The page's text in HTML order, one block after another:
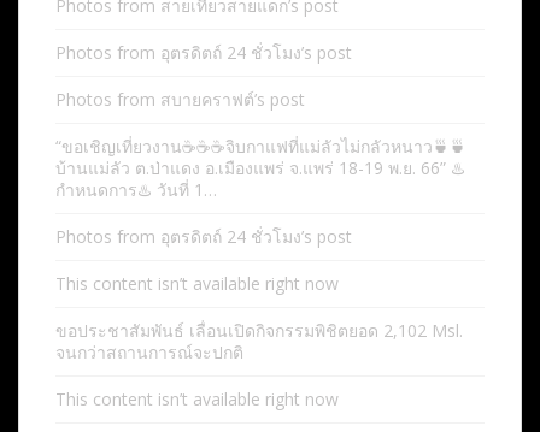
Photos from สายเที่ยวสายแดก’s post
Photos from อุตรดิตถ์ 24 ชั่วโมง’s post
Photos from สบายคราฟต์’s post
“ขอเชิญเที่ยวงาน☕️☕️☕️จิบกาแฟที่แม่ลัวไม่กลัวหนาว🍵🍵
บ้านแม่ลัว ต.ป่าแดง อ.เมืองแพร่ จ.แพร่ 18-19 พ.ย. 66” ♨️
กำหนดการ♨️ วันที่ 1…
Photos from อุตรดิตถ์ 24 ชั่วโมง’s post
This content isn’t available right now
ขอประชาสัมพันธ์ เลื่อนเปิดกิจกรรมพิชิตยอด 2,102 Msl.
จนกว่าสถานการณ์จะปกติ
This content isn’t available right now